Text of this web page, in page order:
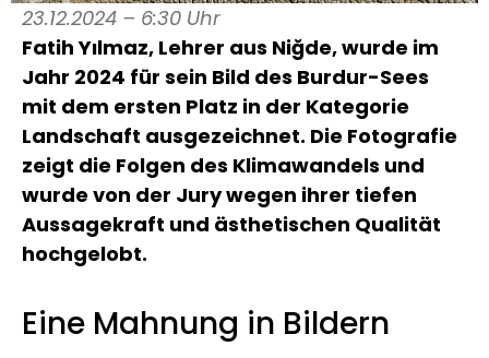
23.12.2024 – 6:30 Uhr
Fatih Yılmaz, Lehrer aus Niğde, wurde im
Jahr 2024 für sein Bild des Burdur-Sees
mit dem ersten Platz in der Kategorie
Landschaft ausgezeichnet. Die Fotografie
zeigt die Folgen des Klimawandels und
wurde von der Jury wegen ihrer tiefen
Aussagekraft und ästhetischen Qualität
hochgelobt.
Eine Mahnung in Bildern